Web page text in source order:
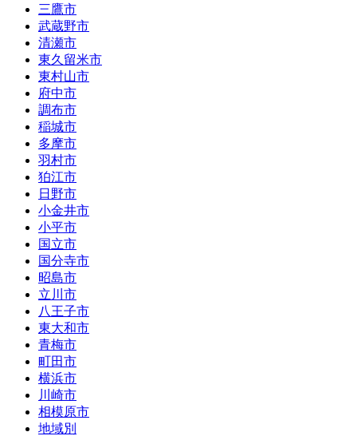
三鷹市
武蔵野市
清瀬市
東久留米市
東村山市
府中市
調布市
稲城市
多摩市
羽村市
狛江市
日野市
小金井市
小平市
国立市
国分寺市
昭島市
立川市
八王子市
東大和市
青梅市
町田市
横浜市
川崎市
相模原市
地域別